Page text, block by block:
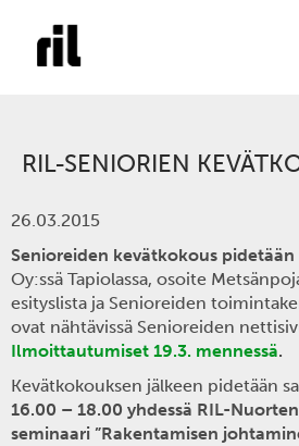
RIL-SENIORIEN
26.03.2015
Senioreiden kevätkokous pidetään
Oy:ssä Tapiolassa, osoite
esityslista ja Senioreiden
ovat nähtävissä Senioreiden
Ilmoittautumiset 19.3. mennessä.
Kevätkokouksen jälkeen pidetään
16.00 – 18.00 yhdessä RIL-
seminaari ”Rakentamisen